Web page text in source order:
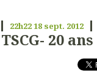
22h2218 sept. 2012
TSCG- 20